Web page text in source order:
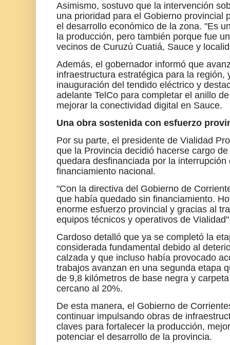
Asimismo, sostuvo que la intervención
una prioridad para el Gobierno provincial
el desarrollo económico de la zona. "Es
la producción, pero también porque fue
vecinos de Curuzú Cuatiá, Sauce y
Además, el gobernador informó que
infraestructura estratégica para la región,
inauguración del tendido eléctrico y
adelante TelCo para completar el anillo
mejorar la conectividad digital en Sauce.
Una obra sostenida con esfuerzo
Por su parte, el presidente de Vialidad
que la Provincia decidió hacerse cargo
quedara desfinanciada por la
financiamiento nacional.
"Con la directiva del Gobierno de
que había quedado sin financiamiento.
enorme esfuerzo provincial y gracias al
equipos técnicos y operativos de
Cardoso detalló que ya se completó la
considerada fundamental debido al
calzada y que incluso había provocado
trabajos avanzan en una segunda etapa
de 9,8 kilómetros de base negra y
cercano al 20%.
De esta manera, el Gobierno de
continuar impulsando obras de
claves para fortalecer la producción,
potenciar el desarrollo de la provincia.